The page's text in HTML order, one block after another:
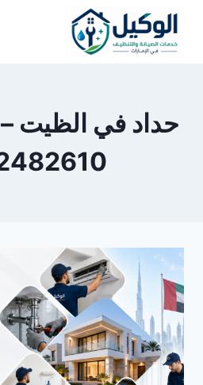
التجاوز
المحتوى
حداد في الظيت